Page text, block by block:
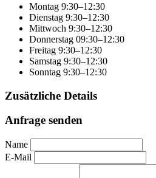
Montag 9:30–12:30
Dienstag 9:30–12:30
Mittwoch 9:30–12:30
Donnerstag 09:30–12:30
Freitag 9:30–12:30
Samstag 9:30–12:30
Sonntag 9:30–12:30
Zusätzliche Details
Anfrage senden
Name
E-Mail